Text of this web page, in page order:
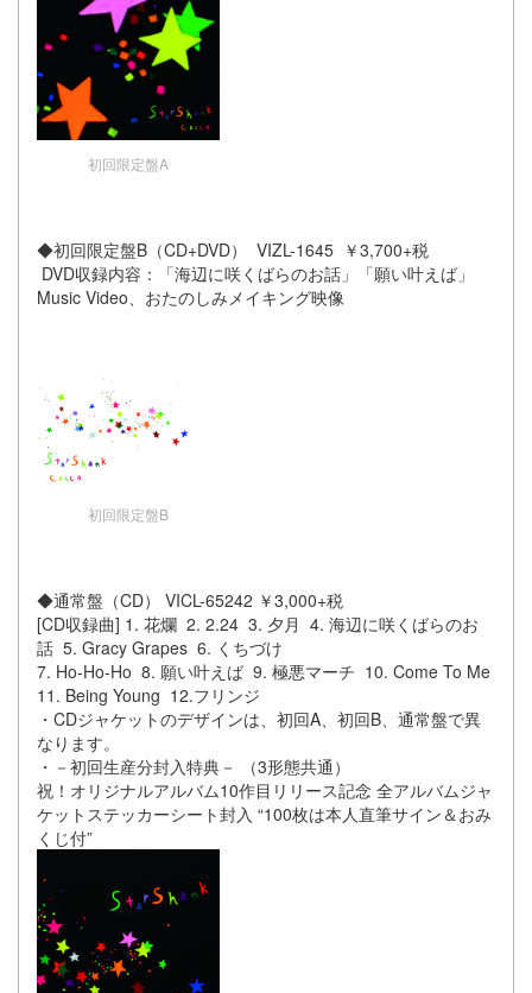
初回限定盤A
◆初回限定盤B（CD+DVD） VIZL-1645 ￥3,700+税
DVD収録内容：「海辺に咲くばらのお話」「願い叶えば」
Music Video、おたのしみメイキング映像
初回限定盤B
◆通常盤（CD） VICL-65242 ￥3,000+税
[CD収録曲] 1. 花爛 2. 2.24 3. 夕月 4. 海辺に咲くばらのお
話 5. Gracy Grapes 6. くちづけ
7. Ho-Ho-Ho 8. 願い叶えば 9. 極悪マーチ 10. Come To Me
11. Being Young 12.フリンジ
・CDジャケットのデザインは、初回A、初回B、通常盤で異
なります。
・－初回生産分封入特典－ （3形態共通）
祝！オリジナルアルバム10作目リリース記念 全アルバムジャ
ケットステッカーシート封入 “100枚は本人直筆サイン＆おみ
くじ付”